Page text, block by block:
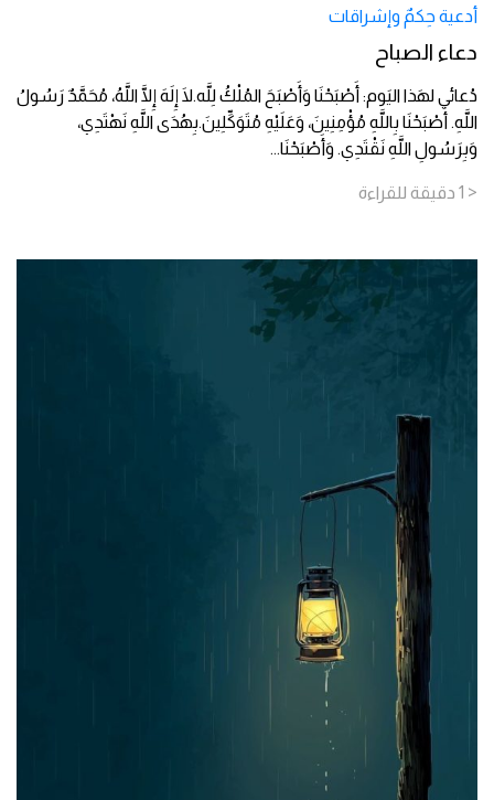
أدعية حِكمٌ وإشراقات
دعاء الصباح
دُعائي لهَذا اليَوم: أَصْبَحْنَا وَأَصْبَحَ المُلْكُ لِلَّه.لَا إِلَهَ إِلَّا اللَّهُ، مُحَمَّدٌ رَسُولُ
اللَّهِ. أَصْبَحْنَا بِاللَّهِ مُؤْمِنِينَ، وَعَلَيْهِ مُتَوَكِّلِينَ.بِهُدَى اللَّهِ نَهْتَدِي،
وَبِرَسُولِ اللَّهِ نَقْتَدِي. وَأَصْبَحْنَا...
< 1 دقيقة للقراءة